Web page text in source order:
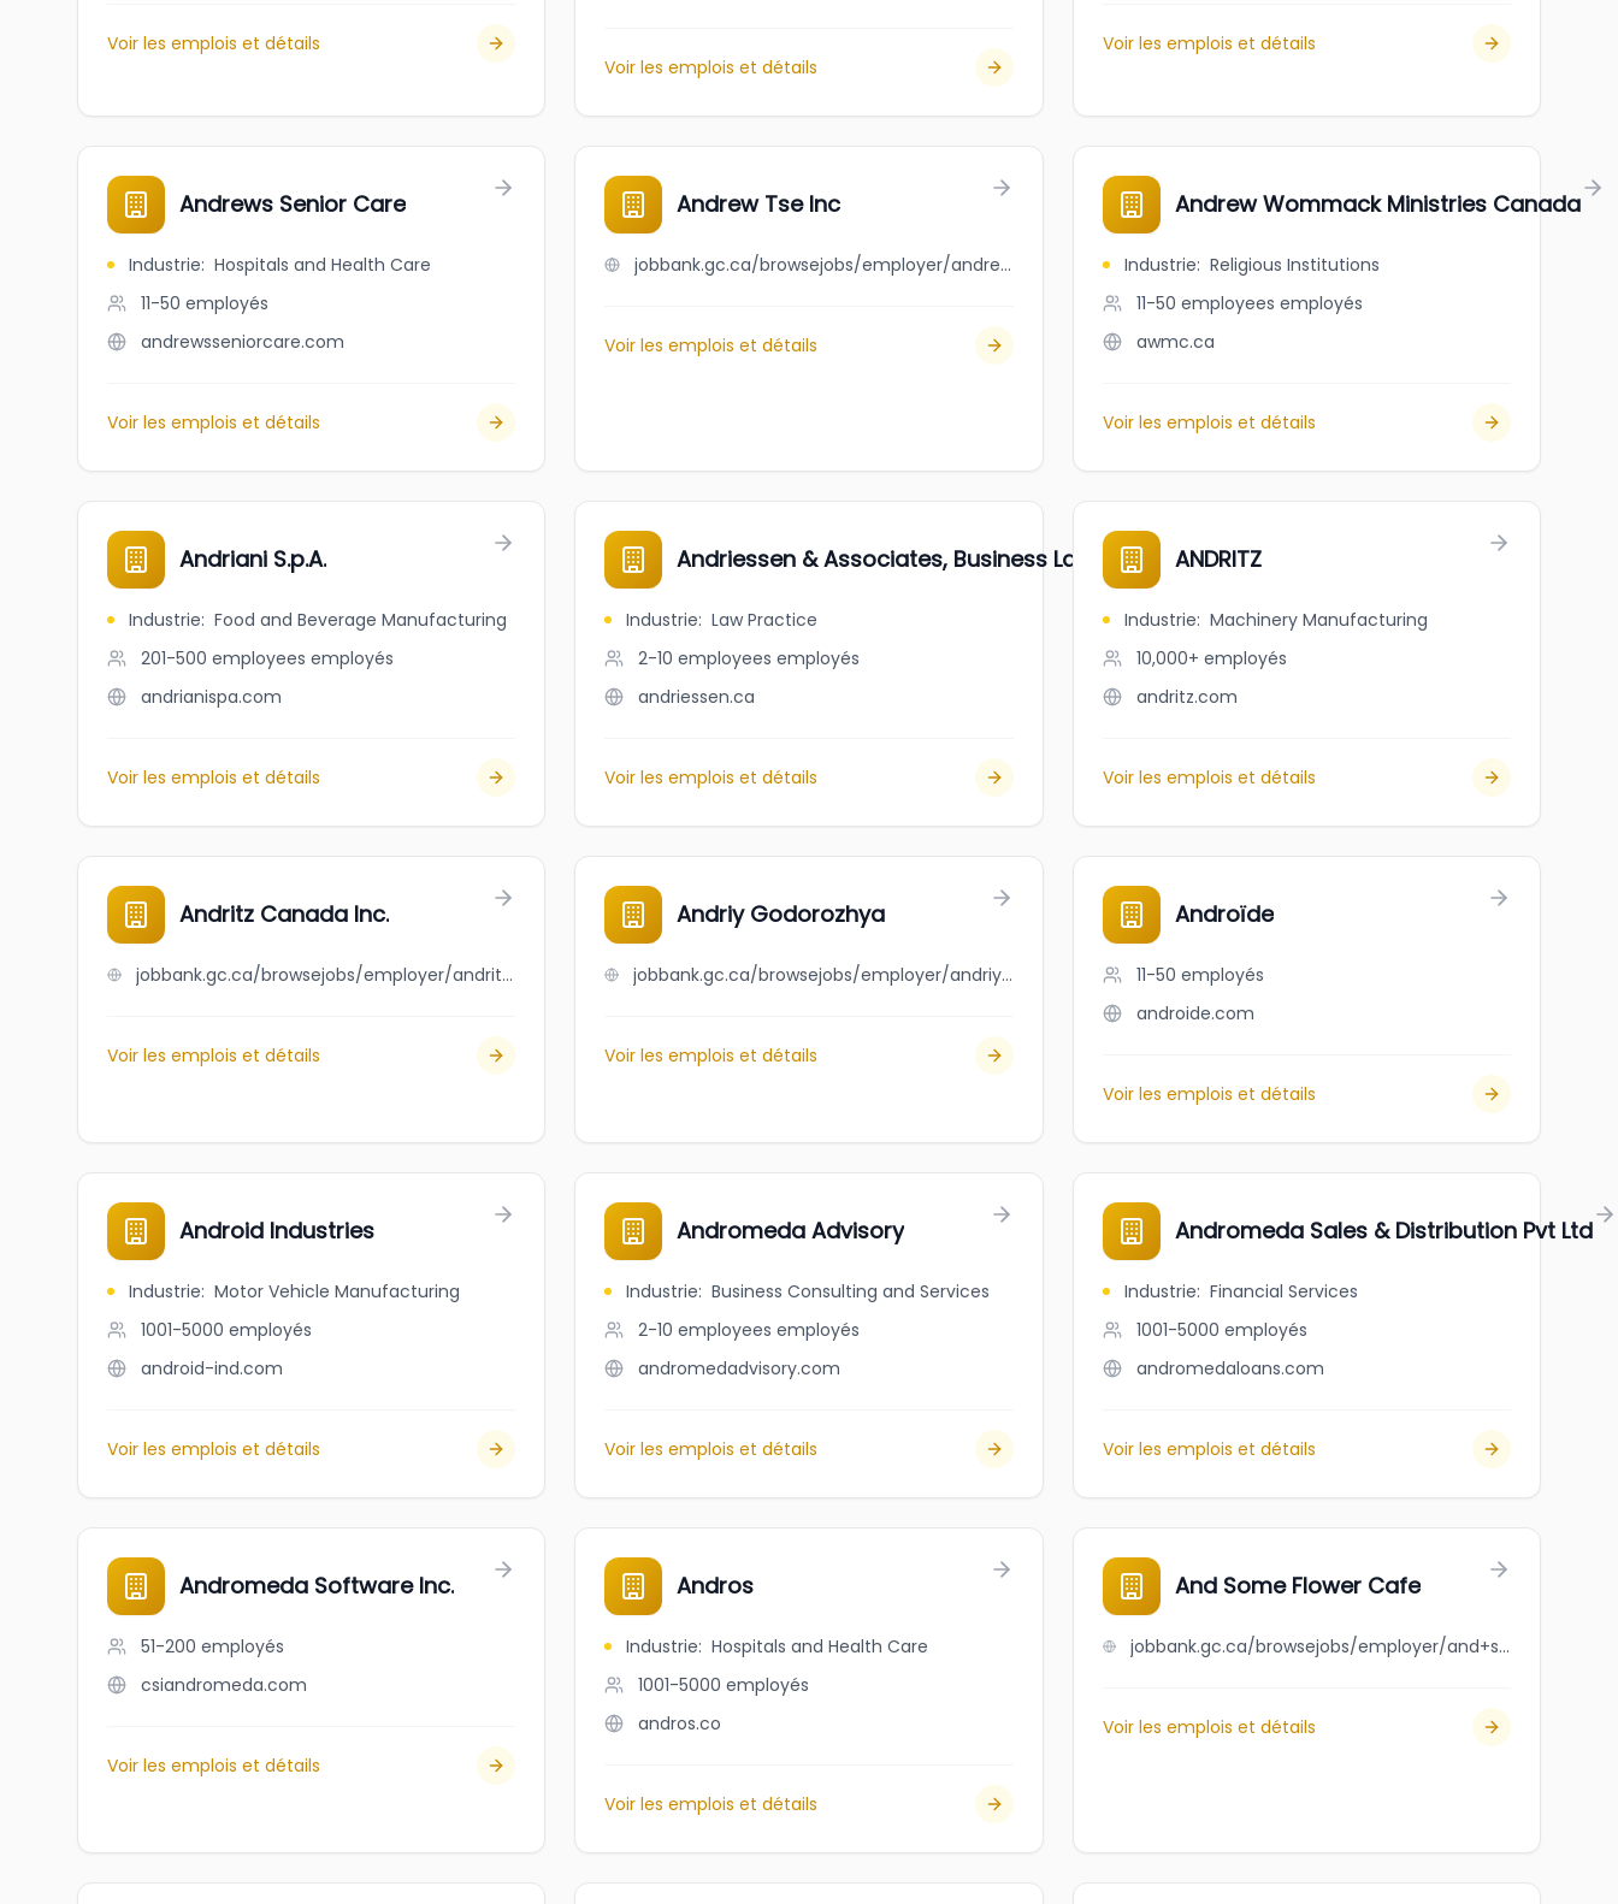
Voir les emplois et détails
Voir les emplois et détails
Voir les emplois et détails
Andrews Senior Care
Industrie: Hospitals and Health Care
11-50 employés
andrewsseniorcare.com
Voir les emplois et détails
Andrew Tse Inc
jobbank.gc.ca/browsejobs/employer/andrew+tse+inc/ca
Voir les emplois et détails
Andrew Wommack Ministries Canada
Industrie: Religious Institutions
11-50 employees employés
awmc.ca
Voir les emplois et détails
Andriani S.p.A.
Industrie: Food and Beverage Manufacturing
201-500 employees employés
andrianispa.com
Voir les emplois et détails
Andriessen & Associates, Business Lawyers
Industrie: Law Practice
2-10 employees employés
andriessen.ca
Voir les emplois et détails
ANDRITZ
Industrie: Machinery Manufacturing
10,000+ employés
andritz.com
Voir les emplois et détails
Andritz Canada Inc.
jobbank.gc.ca/browsejobs/employer/andritz+canada+inc./ca
Voir les emplois et détails
Andriy Godorozhya
jobbank.gc.ca/browsejobs/employer/andriy+godorozhya/ca
Voir les emplois et détails
Androïde
11-50 employés
androide.com
Voir les emplois et détails
Android Industries
Industrie: Motor Vehicle Manufacturing
1001-5000 employés
android-ind.com
Voir les emplois et détails
Andromeda Advisory
Industrie: Business Consulting and Services
2-10 employees employés
andromedadvisory.com
Voir les emplois et détails
Andromeda Sales & Distribution Pvt Ltd
Industrie: Financial Services
1001-5000 employés
andromedaloans.com
Voir les emplois et détails
Andromeda Software Inc.
51-200 employés
csiandromeda.com
Voir les emplois et détails
Andros
Industrie: Hospitals and Health Care
1001-5000 employés
andros.co
Voir les emplois et détails
And Some Flower Cafe
jobbank.gc.ca/browsejobs/employer/and+some+flower+cafe/ca
Voir les emplois et détails